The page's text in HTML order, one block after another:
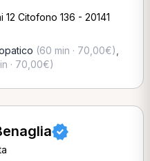
Citofono 136 - 20141
(60 min · 70,00€)
· 70,00€)